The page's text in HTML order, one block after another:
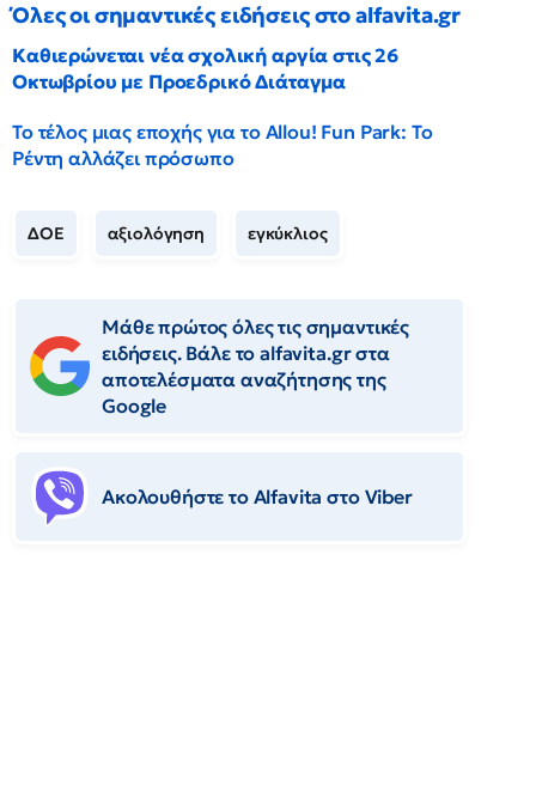
Όλες οι σημαντικές ειδήσεις στο alfavita.gr
Καθιερώνεται νέα σχολική αργία στις 26
Οκτωβρίου με Προεδρικό Διάταγμα
Το τέλος μιας εποχής για το Allou! Fun Park: Το
Ρέντη αλλάζει πρόσωπο
ΔΟΕ αξιολόγηση εγκύκλιος
Μάθε πρώτος όλες τις σημαντικές
ειδήσεις. Βάλε το alfavita.gr στα
αποτελέσματα αναζήτησης της
Google
Ακολουθήστε το Αlfavita στο Viber